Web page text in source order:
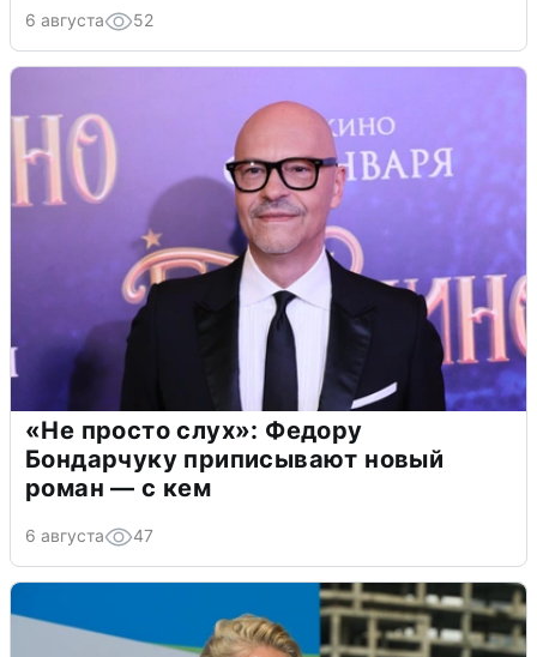
6 августа 52
«Не просто слух»: Федору
Бондарчуку приписывают новый
роман — с кем
6 августа 47